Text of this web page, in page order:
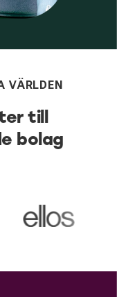
VÄRLDEN
till
bolag